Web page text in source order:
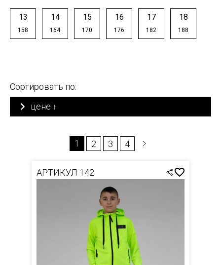
13
158
14
164
15
170
16
176
17
182
18
188
Сортировать по:
цене ↑
1 2 3 4
АРТИКУЛ 142